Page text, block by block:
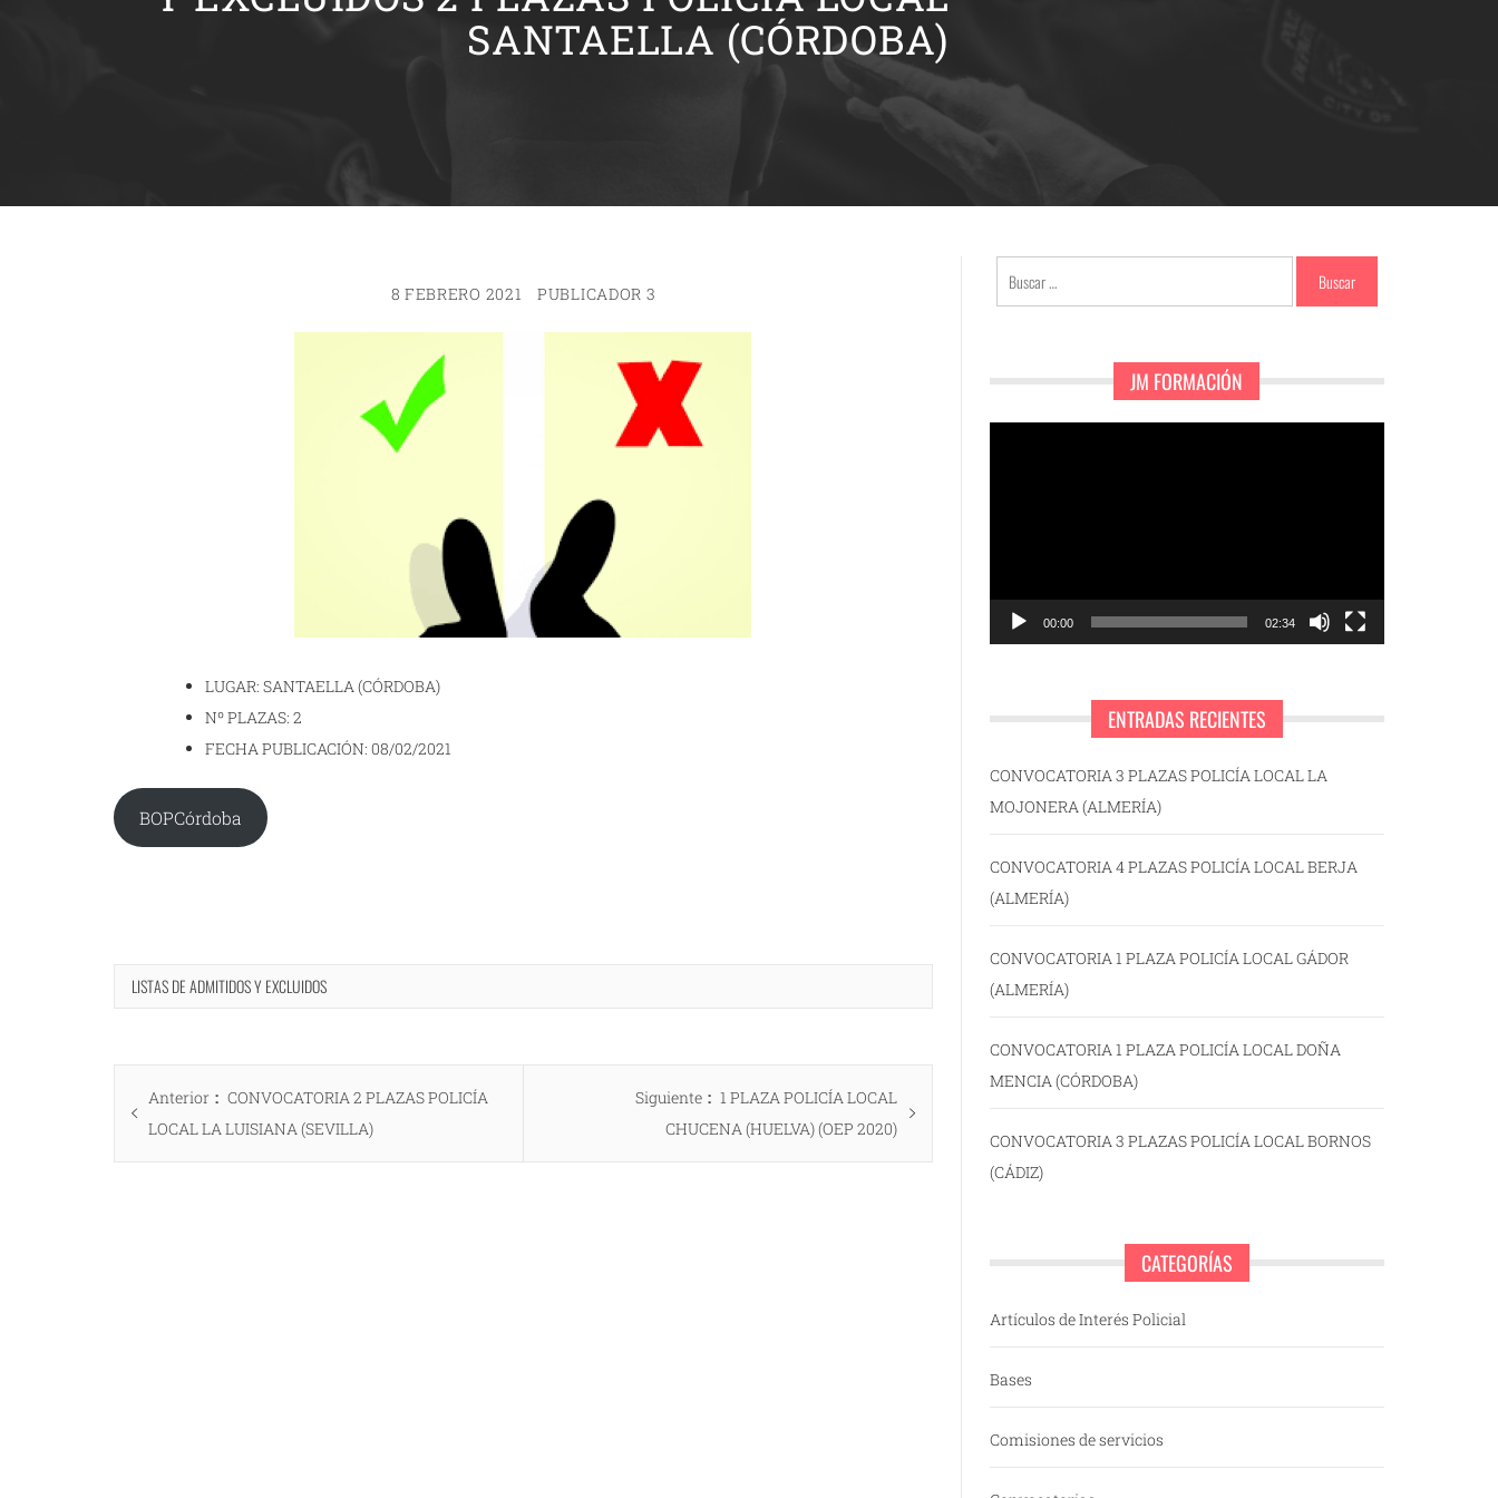
SANTAELLA (CÓRDOBA)
8 FEBRERO 2021 PUBLICADOR 3
LUGAR: SANTAELLA (CÓRDOBA)
Nº PLAZAS: 2
FECHA PUBLICACIÓN: 08/02/2021
BOPCórdoba
LISTAS DE ADMITIDOS Y EXCLUIDOS
Navegación
de Anterior
Entrada
anterior:
CONVOCATORIA 2 PLAZAS POLICÍA
LOCAL LA LUISIANA (SEVILLA)
Siguiente
Entrada
siguiente:
1 PLAZA POLICÍA LOCAL
CHUCENA (HUELVA) (OEP 2020)
Buscar:
JM FORMACIÓN
00:00 02:34
ENTRADAS RECIENTES
CONVOCATORIA 3 PLAZAS POLICÍA LOCAL LA
MOJONERA (ALMERÍA)
CONVOCATORIA 4 PLAZAS POLICÍA LOCAL BERJA
(ALMERÍA)
CONVOCATORIA 1 PLAZA POLICÍA LOCAL GÁDOR
(ALMERÍA)
CONVOCATORIA 1 PLAZA POLICÍA LOCAL DOÑA
MENCIA (CÓRDOBA)
CONVOCATORIA 3 PLAZAS POLICÍA LOCAL BORNOS
(CÁDIZ)
CATEGORÍAS
Artículos de Interés Policial
Bases
Comisiones de servicios